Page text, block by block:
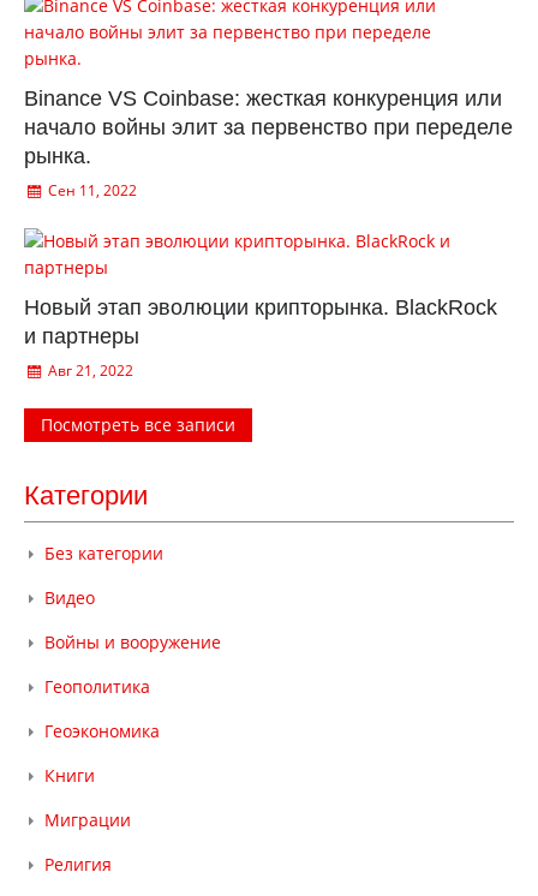
Binance VS Coinbase: жесткая конкуренция или
начало войны элит за первенство при переделе
рынка.
Сен 11, 2022
Новый этап эволюции крипторынка. BlackRock
и партнеры
Авг 21, 2022
Посмотреть все записи
Категории
Без категории
Видео
Войны и вооружение
Геополитика
Геоэкономика
Книги
Миграции
Религия